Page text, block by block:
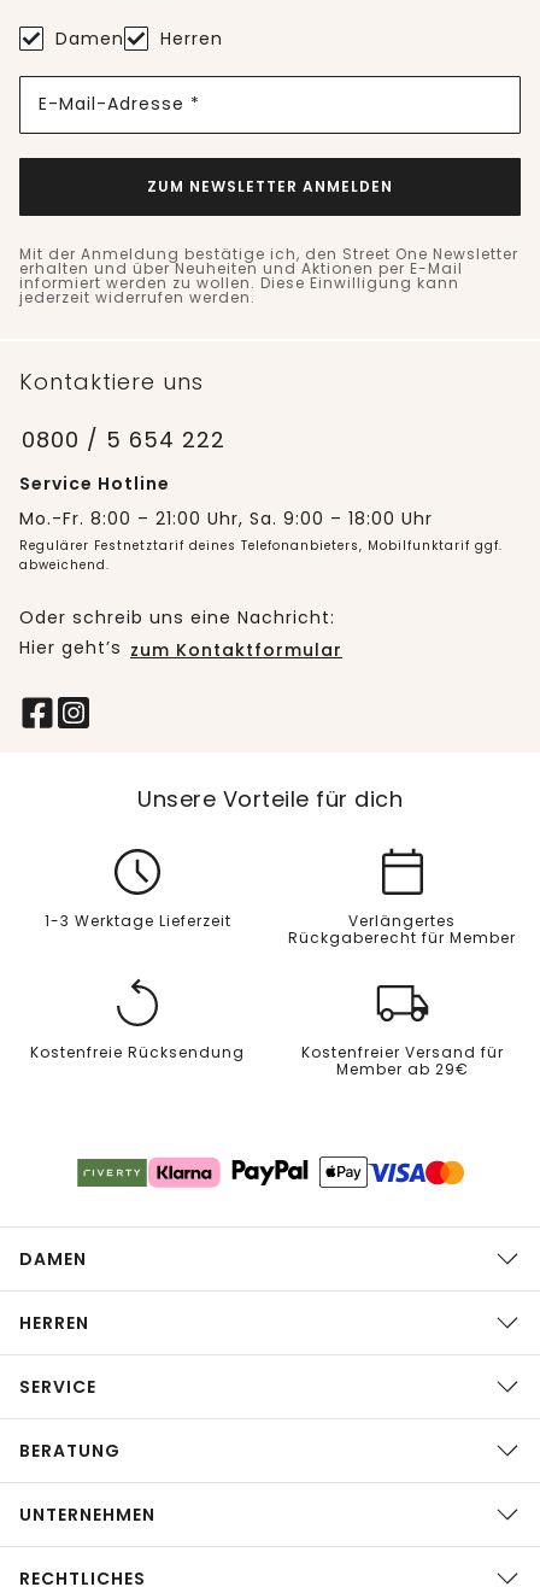
Damen Herren
E-Mail-Adresse *
ZUM NEWSLETTER ANMELDEN
Mit der Anmeldung bestätige ich, den Street One Newsletter
erhalten und über Neuheiten und Aktionen per E-Mail
informiert werden zu wollen. Diese Einwilligung kann
jederzeit widerrufen werden.
Kontaktiere uns
0800 / 5 654 222
Service Hotline
Mo.-Fr. 8:00 – 21:00 Uhr, Sa. 9:00 – 18:00 Uhr
Regulärer Festnetztarif deines Telefonanbieters, Mobilfunktarif ggf.
abweichend.
Oder schreib uns eine Nachricht:
Hier geht’s zum Kontaktformular
Unsere Vorteile für dich
1-3 Werktage Lieferzeit
Verlängertes
Rückgaberecht für Member
Kostenfreie Rücksendung
Kostenfreier Versand für
Member ab 29€
DAMEN
HERREN
SERVICE
BERATUNG
UNTERNEHMEN
RECHTLICHES